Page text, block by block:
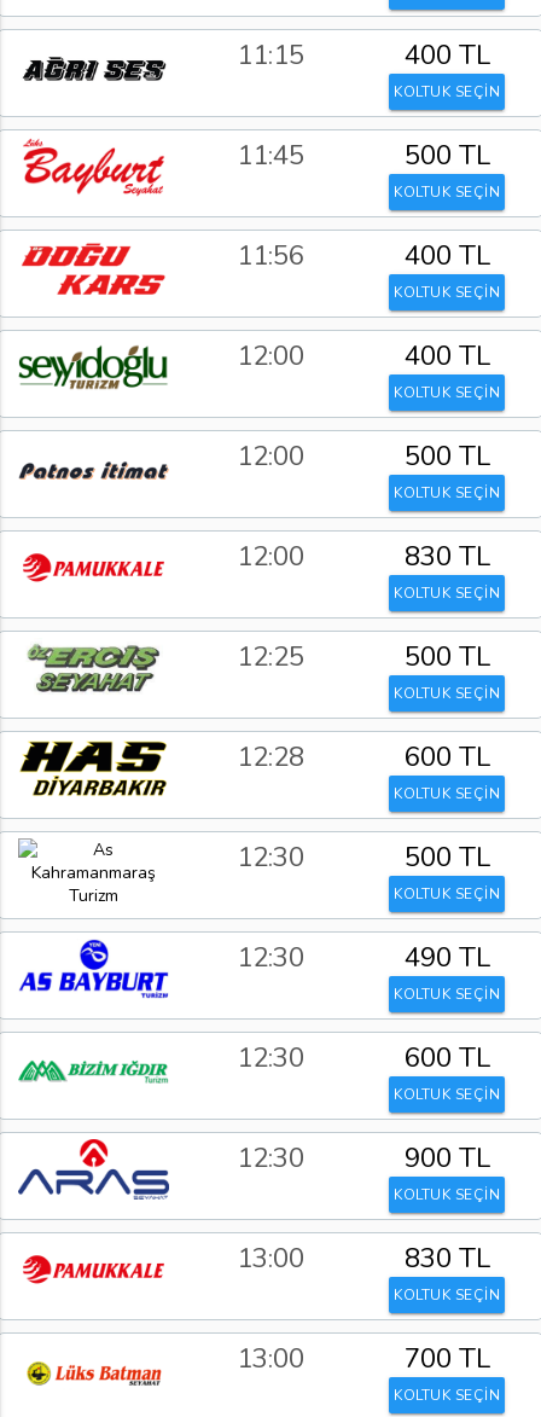
11:15 400 TL
KOLTUK SEÇİN
11:45 500 TL
KOLTUK SEÇİN
11:56 400 TL
KOLTUK SEÇİN
12:00 400 TL
KOLTUK SEÇİN
12:00 500 TL
KOLTUK SEÇİN
12:00 830 TL
KOLTUK SEÇİN
12:25 500 TL
KOLTUK SEÇİN
12:28 600 TL
KOLTUK SEÇİN
12:30 500 TL
KOLTUK SEÇİN
12:30 490 TL
KOLTUK SEÇİN
12:30 600 TL
KOLTUK SEÇİN
12:30 900 TL
KOLTUK SEÇİN
13:00 830 TL
KOLTUK SEÇİN
13:00 700 TL
KOLTUK SEÇİN